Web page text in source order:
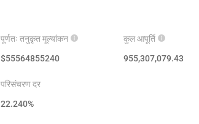
पूर्णतः तनुकृत मूल्यांकन
$55564855240
कुल आपूर्ति
955,307,079.43
परिसंचरण दर
22.240%